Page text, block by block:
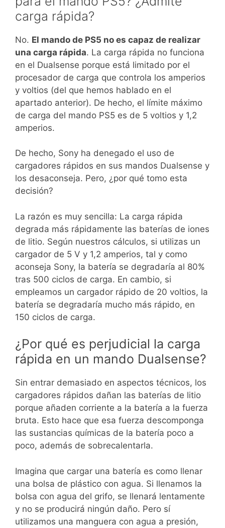
carga rápida?
No. El mando de PS5 no es capaz de realizar
una carga rápida. La carga rápida no funciona
en el Dualsense porque está limitado por el
procesador de carga que controla los amperios
y voltios (del que hemos hablado en el
apartado anterior). De hecho, el límite máximo
de carga del mando PS5 es de 5 voltios y 1,2
amperios.
De hecho, Sony ha denegado el uso de
cargadores rápidos en sus mandos Dualsense y
los desaconseja. Pero, ¿por qué tomo esta
decisión?
La razón es muy sencilla: La carga rápida
degrada más rápidamente las baterías de iones
de litio. Según nuestros cálculos, si utilizas un
cargador de 5 V y 1,2 amperios, tal y como
aconseja Sony, la batería se degradaría al 80%
tras 500 ciclos de carga. En cambio, si
empleamos un cargador rápido de 20 voltios, la
batería se degradaría mucho más rápido, en
150 ciclos de carga.
¿Por qué es perjudicial la carga
rápida en un mando Dualsense?
Sin entrar demasiado en aspectos técnicos, los
cargadores rápidos dañan las baterías de litio
porque añaden corriente a la batería a la fuerza
bruta. Esto hace que esa fuerza descomponga
las sustancias químicas de la batería poco a
poco, además de sobrecalentarla.
Imagina que cargar una batería es como llenar
una bolsa de plástico con agua. Si llenamos la
bolsa con agua del grifo, se llenará lentamente
y no se producirá ningún daño. Pero sí
utilizamos una manguera con agua a presión,